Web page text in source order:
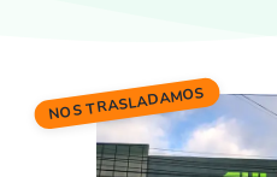
NOS TRASLADAMOS